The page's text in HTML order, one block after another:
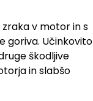
zraka v motor in s
goriva. Učinkovito
škodljive
in slabšo